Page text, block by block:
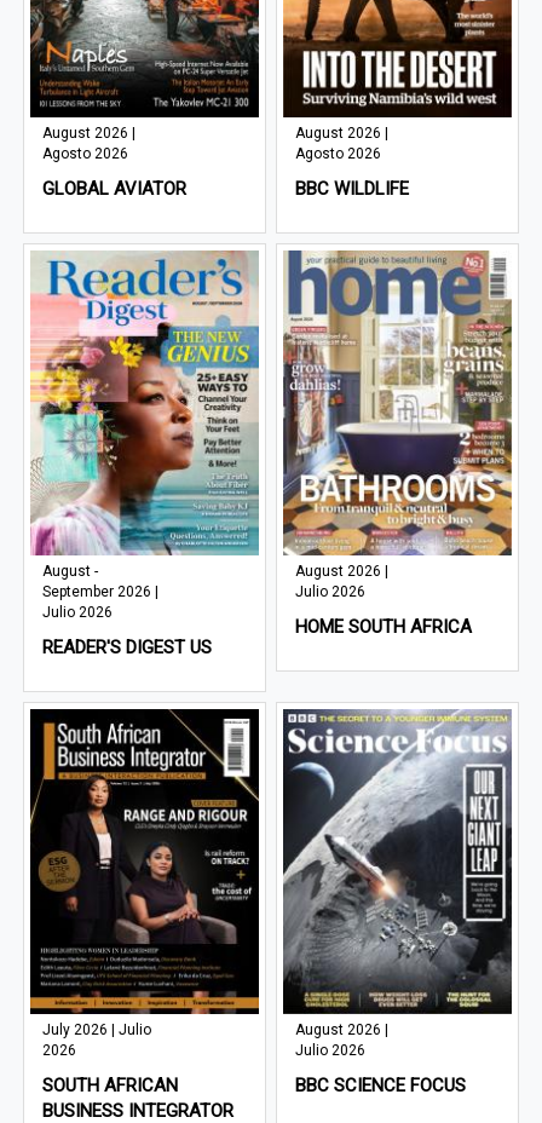
August 2026 |
Agosto 2026
GLOBAL AVIATOR
August 2026 |
Agosto 2026
BBC WILDLIFE
August -
September 2026 |
Julio 2026
READER'S DIGEST US
August 2026 |
Julio 2026
HOME SOUTH AFRICA
July 2026 | Julio
2026
SOUTH AFRICAN
BUSINESS INTEGRATOR
August 2026 |
Julio 2026
BBC SCIENCE FOCUS